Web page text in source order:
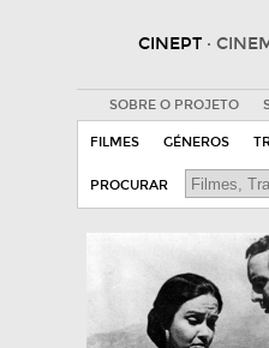
CINEPT ·
SOBRE O PROJETO
FILMES GÉNEROS
PROCURAR